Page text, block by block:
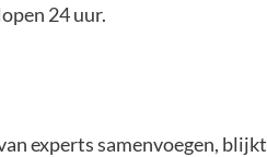
24 uur.
experts samenvoegen,